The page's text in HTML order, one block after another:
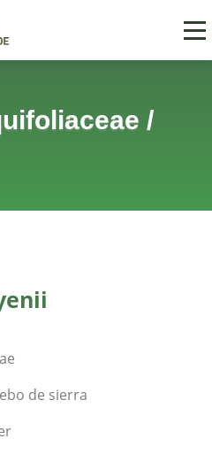
/
de sierra